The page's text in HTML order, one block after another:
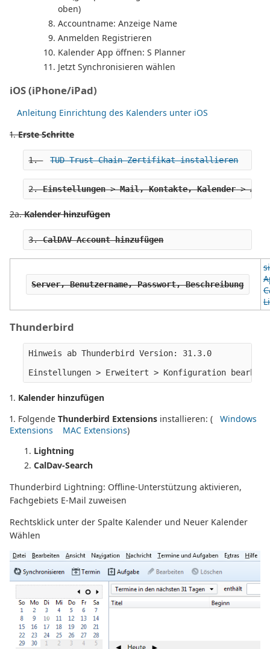
oben)
Accountname: Anzeige Name
Anmelden Registrieren
Kalender App öffnen: S Planner
Jetzt Synchronisieren wählen
iOS (iPhone/iPad)
Anleitung Einrichtung des Kalenders unter iOS
1.Erste Schritte
1. TUD Trust-Chain Zertifikat installieren
2. Einstellungen > Mail, Kontakte, Kalender >
2a.Kalender hinzufügen
3. CalDAV Account hinzufügen
Server, Benutzername, Passwort, Beschreibung
Thunderbird
Hinweis ab Thunderbird Version: 31.3.0
1. Kalender hinzufügen
1. Folgende Thunderbird Extensions installieren: (
Windows
Extensions
MAC Extensions)
Lightning
CalDav-Search
Thunderbird Lightning: Offline-Unterstützung aktivieren,
Fachgebiets E-Mail zuweisen
Rechtsklick unter der Spalte Kalender und Neuer Kalender
Wählen